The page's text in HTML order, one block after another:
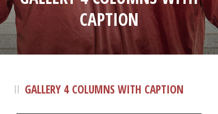
CAPTION
GALLERY 4 COLUMNS WITH CAPTION